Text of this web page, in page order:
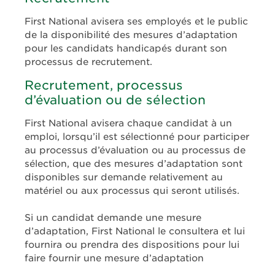
First National avisera ses employés et le public
de la disponibilité des mesures d’adaptation
pour les candidats handicapés durant son
processus de recrutement.
Recrutement, processus
d’évaluation ou de sélection
First National avisera chaque candidat à un
emploi, lorsqu’il est sélectionné pour participer
au processus d’évaluation ou au processus de
sélection, que des mesures d’adaptation sont
disponibles sur demande relativement au
matériel ou aux processus qui seront utilisés.
Si un candidat demande une mesure
d’adaptation, First National le consultera et lui
fournira ou prendra des dispositions pour lui
faire fournir une mesure d’adaptation